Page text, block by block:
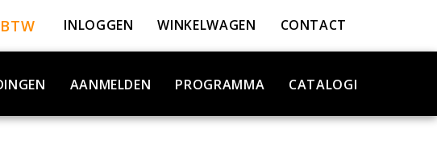
INLOGGEN WINKELWAGEN CONTACT
AANMELDEN PROGRAMMA CATALOGI